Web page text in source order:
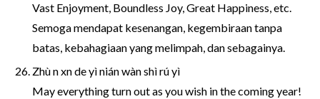
Vast Enjoyment, Boundless Joy, Great Happiness, etc.
Semoga mendapat kesenangan, kegembiraan tanpa
batas, kebahagiaan yang melimpah, dan sebagainya.
Zhù n xn de yì nián wàn shì rú yì
May everything turn out as you wish in the coming year!